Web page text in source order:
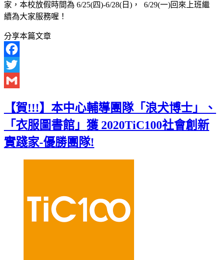
家，本校放假時間為 6/25(四)-6/28(日)， 6/29(一)回來上班繼
續為大家服務喔！
分享本篇文章
Facebook
Twitter
【賀!!!】本中心輔導團隊「浪犬博士」、
「衣服圖書館」獲 2020TiC100社會創新
實踐家-優勝團隊!